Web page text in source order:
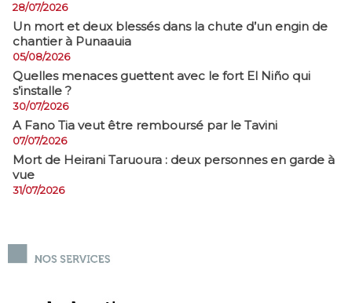
28/07/2026
​Un mort et deux blessés dans la chute d’un engin de
chantier à Punaauia
05/08/2026
Quelles menaces guettent avec le fort El Niño qui
s’installe ?
30/07/2026
A Fano Tia veut être remboursé par le Tavini
07/07/2026
Mort de Heirani Taruoura : deux personnes en garde à
vue
31/07/2026